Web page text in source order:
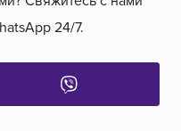
24/7.